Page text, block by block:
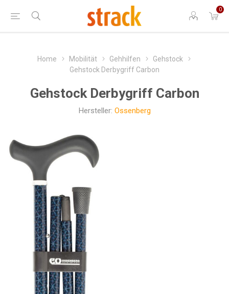
0
Home Mobilität Gehhilfen
Gehstock
Gehstock Derbygriff Carbon
Gehstock Derbygriff Carbon
Hersteller: Ossenberg